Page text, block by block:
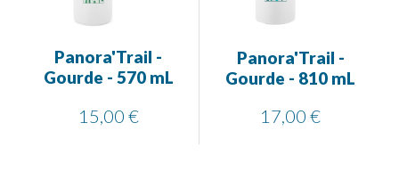
Panora'Trail -
Gourde - 570 mL
15,00 €
Panora'Trail -
Gourde - 810 mL
17,00 €